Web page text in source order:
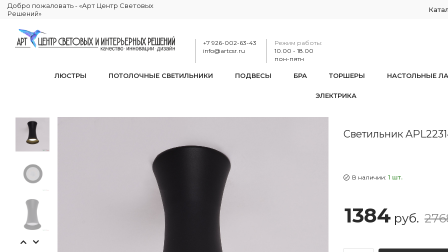
Добро пожаловать - «Арт Центр Световых
Решений»
+7 926-002-63-43
info@artcsr.ru
Режим работы:
10.00 - 18.00
пон-пятн
ЛЮСТРЫ ПОТОЛОЧНЫЕ СВЕТИЛЬНИКИ ПОДВЕСЫ БРА ТОРШЕРЫ НАСТОЛЬНЫЕ
ЭЛЕКТРИКА
Светильник
В наличии: 1 шт.
1384 руб.